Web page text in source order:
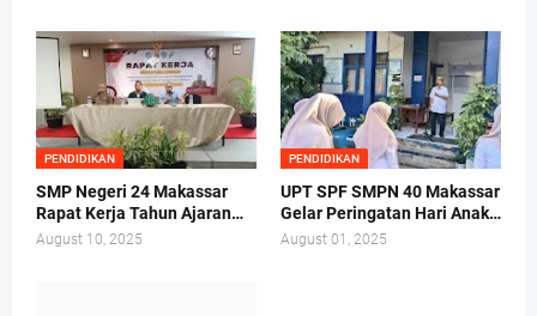
PENDIDIKAN
SMP Negeri 24 Makassar
Rapat Kerja Tahun Ajaran
2025/2026 di Hotel Whiz
August 10, 2025
PENDIDIKAN
UPT SPF SMPN 40 Makassar
Gelar Peringatan Hari Anak
Nasional Tahun 2025
August 01, 2025